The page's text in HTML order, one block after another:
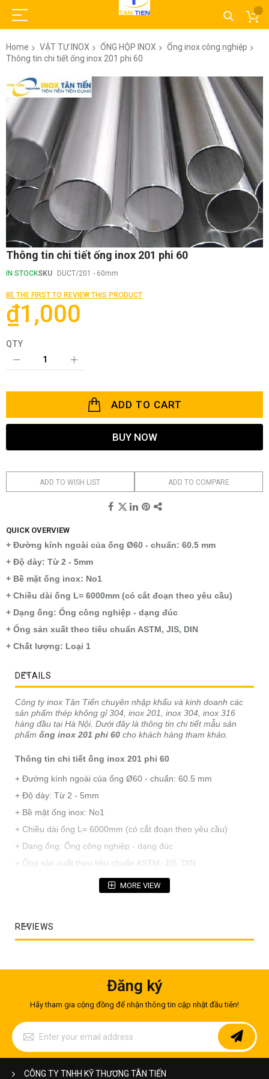
Home VẬT TƯ INOX ỐNG HỘP INOX
Ống inox công nghiệp
Thông tin chi tiết ống inox 201 phi 60
Skip
to
end
of
the
images
Skip
the
of
the
images
gallery
Thông tin chi tiết ống inox 201 phi 60
IN STOCKSKU DUCT/201 - 60mm
BE THE FIRST TO REVIEW THIS PRODUCT
₫1,000
QTY
ADD TO CART
BUY NOW
ADD TO WISH LIST ADD TO COMPARE
QUICK OVERVIEW
+ Đường kính ngoài của ống Ø60 - chuẩn: 60.5 mm
+ Độ dày: Từ 2 - 5mm
+ Bề mặt ống inox: No1
+ Chiều dài ống L= 6000mm (có cắt đoạn theo yêu cầu)
+ Dạng ống: Ống công nghiệp - dạng đúc
+ Ống sản xuất theo tiêu chuẩn ASTM, JIS, DIN
+ Chất lượng: Loại 1
DETAILS
Công ty inox Tân Tiến chuyên nhập khẩu và kinh doanh các
sản phẩm thép không gỉ 304, inox 201, inox 304, inox 316
hàng đầu tại Hà Nội. Dưới đây là thông tin chi tiết mẫu sản
phẩm ống inox 201 phi 60 cho khách hàng tham khảo.
Thông tin chi tiết ống inox 201 phi 60
+ Đường kính ngoài của ống Ø60 - chuẩn: 60.5 mm
+ Độ dày: Từ 2 - 5mm
+ Bề mặt ống inox: No1
+ Chiều dài ống L= 6000mm (có cắt đoạn theo yêu cầu)
+ Dạng ống: Ống công nghiệp - dạng đúc
+ Ống sản xuất theo tiêu chuẩn ASTM, JIS, DIN
Ống inox 201 phi 60mm
MORE VIEW
REVIEWS
Đăng ký
Hãy tham gia cộng đồng để nhận thông tin cập nhật đầu tiên!
Sign
Up
for
Our
Newsletter:
CÔNG TY TNHH KỸ THƯƠNG TÂN TIẾN